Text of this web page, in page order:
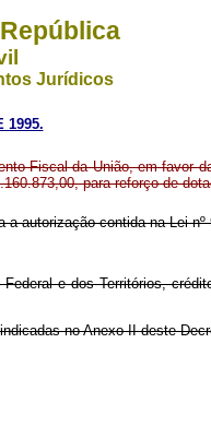
Jurídicos
1995.
Fiscal da União, em favor
para reforço de
autorização contida na Lei
e dos Territórios,
no Anexo II deste